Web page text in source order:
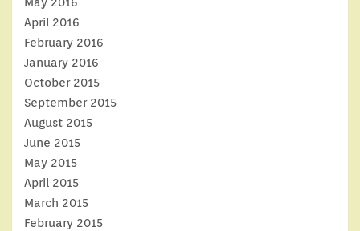
April 2016
February 2016
January 2016
October 2015
September 2015
August 2015
June 2015
May 2015
April 2015
March 2015
February 2015